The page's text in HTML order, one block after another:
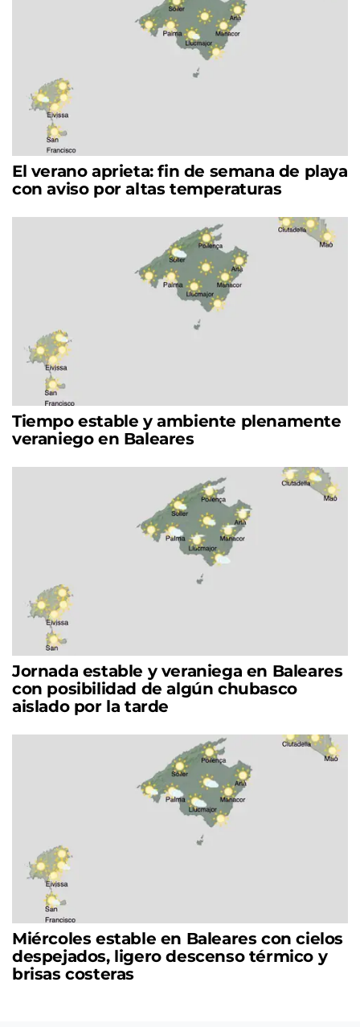
El verano aprieta: fin de semana de playa
con aviso por altas temperaturas
Tiempo estable y ambiente plenamente
veraniego en Baleares
Jornada estable y veraniega en Baleares
con posibilidad de algún chubasco
aislado por la tarde
Miércoles estable en Baleares con cielos
despejados, ligero descenso térmico y
brisas costeras